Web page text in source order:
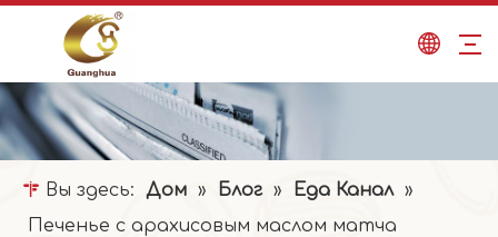
Вы здесь: Дом » Блог » Еда Канал »
Печенье с арахисовым маслом матча